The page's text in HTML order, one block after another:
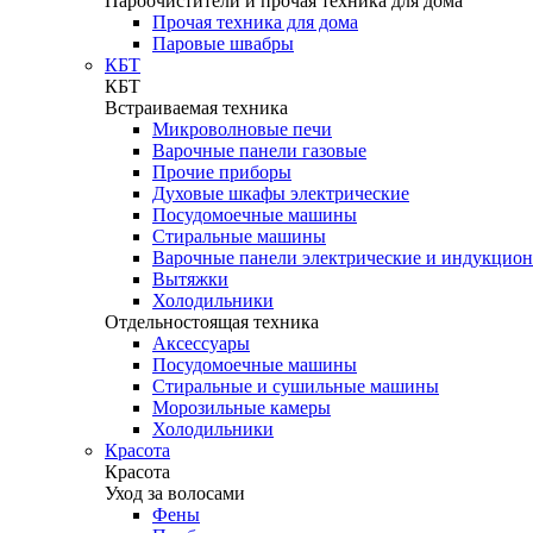
Прочая техника для дома
Паровые швабры
КБТ
КБТ
Встраиваемая техника
Микроволновые печи
Варочные панели газовые
Прочие приборы
Духовые шкафы электрические
Посудомоечные машины
Стиральные машины
Варочные панели электрические и
Вытяжки
Холодильники
Отдельностоящая техника
Аксессуары
Посудомоечные машины
Стиральные и сушильные машины
Морозильные камеры
Холодильники
Красота
Красота
Уход за волосами
Фены